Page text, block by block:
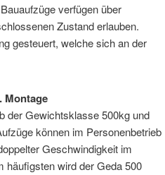
verfügen über
Zustand erlauben.
gesteuert, welche sich an der
Montage
der Gewichtsklasse 500kg und
können im Personenbetrieb
Geschwindigkeit im
häufigsten wird der Geda 500